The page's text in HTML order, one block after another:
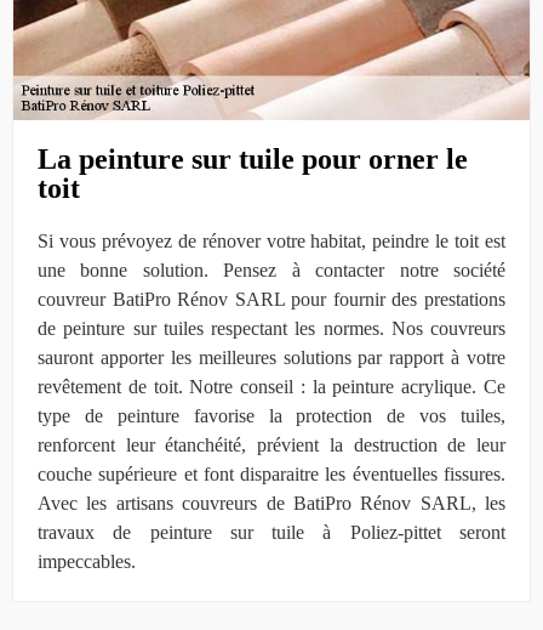
La peinture sur tuile pour orner le
toit
Si vous prévoyez de rénover votre habitat, peindre le toit est
une bonne solution. Pensez à contacter notre société
couvreur BatiPro Rénov SARL pour fournir des prestations
de peinture sur tuiles respectant les normes. Nos couvreurs
sauront apporter les meilleures solutions par rapport à votre
revêtement de toit. Notre conseil : la peinture acrylique. Ce
type de peinture favorise la protection de vos tuiles,
renforcent leur étanchéité, prévient la destruction de leur
couche supérieure et font disparaitre les éventuelles fissures.
Avec les artisans couvreurs de BatiPro Rénov SARL, les
travaux de peinture sur tuile à Poliez-pittet seront
impeccables.